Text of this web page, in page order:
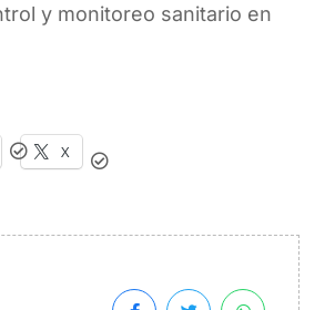
y monitoreo sanitario en
X